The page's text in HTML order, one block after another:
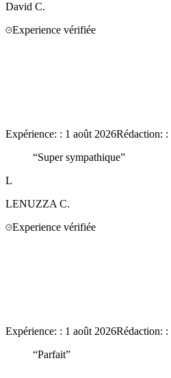
David C.
Experience vérifiée
Expérience: : 1 août 2026Rédaction: :
“Super sympathique”
L
LENUZZA C.
Experience vérifiée
Expérience: : 1 août 2026Rédaction: :
“Parfait”